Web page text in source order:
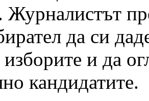
Журналистът
да си
и да
кандидатите.